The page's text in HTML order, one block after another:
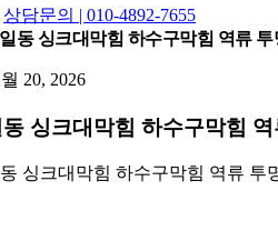
상담문의 | 010-4892-7655
일동 싱크대막힘 하수구막힘 역류 투
20, 2026
싱크대막힘 하수구막힘 역
싱크대막힘 하수구막힘 역류 투